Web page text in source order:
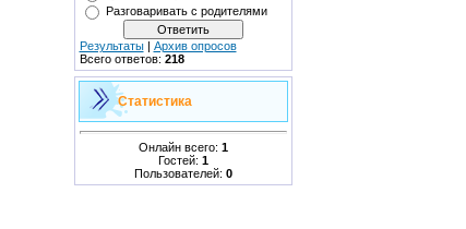
Разговаривать с родителями
Результаты| Архив опросов
Всего ответов: 218
Статистика
Онлайн всего: 1
Гостей: 1
Пользователей: 0